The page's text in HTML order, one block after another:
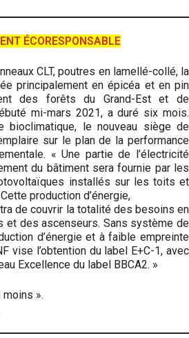
ÉCORESPONSABLE
CLT, poutres en lamellé-collé, la
principalement en épicéa et en pin
des forêts du Grand-Est et de
mi-mars 2021, a duré six mois.
bioclimatique, le nouveau siège de
sur le plan de la performance
« Une partie de l’électricité
du bâtiment sera fournie par les
installés sur les toits et
production d’énergie,
de couvrir la totalité des besoins en
et des ascenseurs. Sans système de
d’énergie et à faible empreinte
vise l’obtention du label E+C-1, avec
Excellence du label BBCA2. »
moins ».